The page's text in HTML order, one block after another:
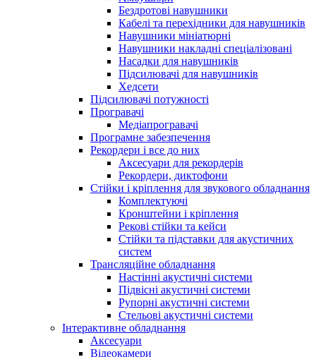
Бездротові навушники
Кабелі та перехідники для навушників
Навушники мініатюрні
Навушники накладні спеціалізовані
Насадки для навушників
Підсилювачі для навушників
Хедсети
Підсилювачі потужності
Програвачі
Медіапрогравачі
Програмне забезпечення
Рекордери і все до них
Аксесуари для рекордерів
Рекордери, диктофони
Стійки і кріплення для звукового обладнання
Комплектуючі
Кронштейни і кріплення
Рекові стійки та кейси
Стійки та підставки для акустичних
систем
Трансляційне обладнання
Настінні акустичні системи
Підвісні акустичні системи
Рупорні акустичні системи
Стельові акустичні системи
Інтерактивне обладнання
Аксесуари
Відеокамери